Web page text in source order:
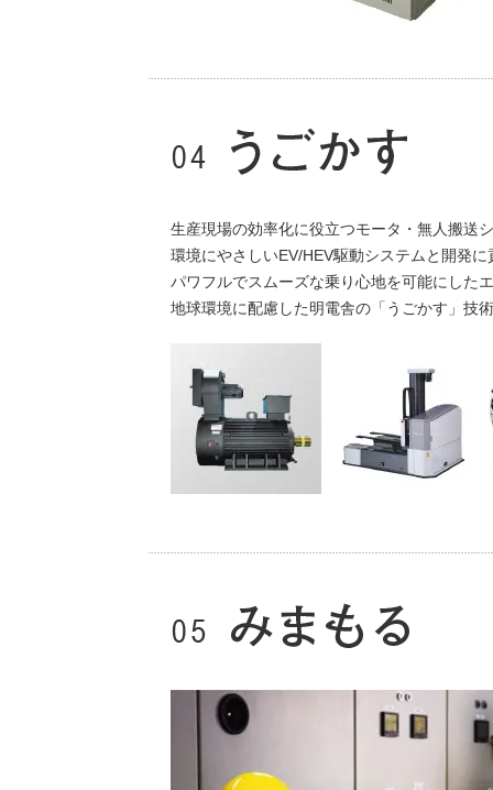
生産現場の効率化に役立つモータ・無人搬送
環境にやさしいEV/HEV駆動システムと開発
パワフルでスムーズな乗り心地を可能にした
地球環境に配慮した明電舎の「うごかす」技